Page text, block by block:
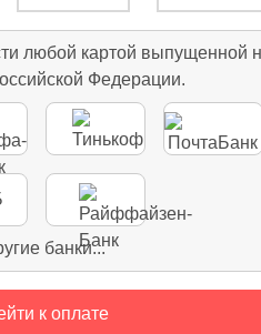
любой картой выпущенной
Федерации.
банки...
к оплате